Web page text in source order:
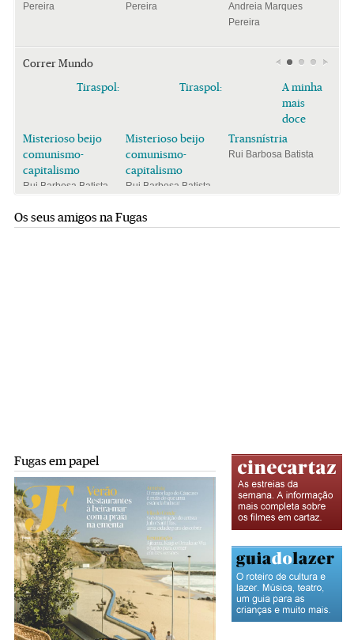
Pereira
Pereira
Andreia Marques
Pereira
Correr Mundo
Tiraspol:
Misterioso beijo
comunismo-
capitalismo
Rui Barbosa Batista
Tiraspol:
Misterioso beijo
comunismo-
capitalismo
Rui Barbosa Batista
A minha
mais
doce
Transnístria
Rui Barbosa Batista
Os seus amigos na Fugas
Fugas em papel